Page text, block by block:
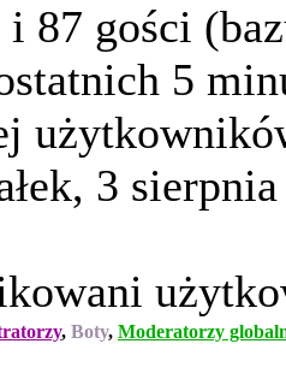
87 gości
5
3
, Boty, Moderatorzy